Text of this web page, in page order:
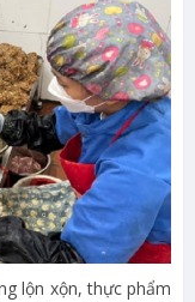
lộn xộn, thực phẩm